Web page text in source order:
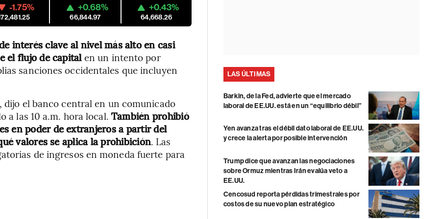
-1.75% +0.68%
66,844.97
+0.43%
64,668.26
interés clave al nivel más alto en casi
el flujo de capitalen un intento por
sanciones occidentales que incluyen
dijo el banco central en un comunicado
a las 10 a.m. hora local. También prohibió
en poder de extranjeros a partir del
valores se aplica la prohibición. Las
de ingresos en moneda fuerte para
LAS ÚLTIMAS
Barkin, de la Fed, advierte que el mercado
laboral de EE.UU. está en un “equilibrio débil”
Yen avanza tras el débil dato laboral de EE.UU.
y crece la alerta por posible intervención
Trump dice que avanzan las negociaciones
sobre Ormuz mientras Irán evalúa veto a
EE.UU.
Cencosud reporta pérdidas trimestrales por
costos de su nuevo plan estratégico